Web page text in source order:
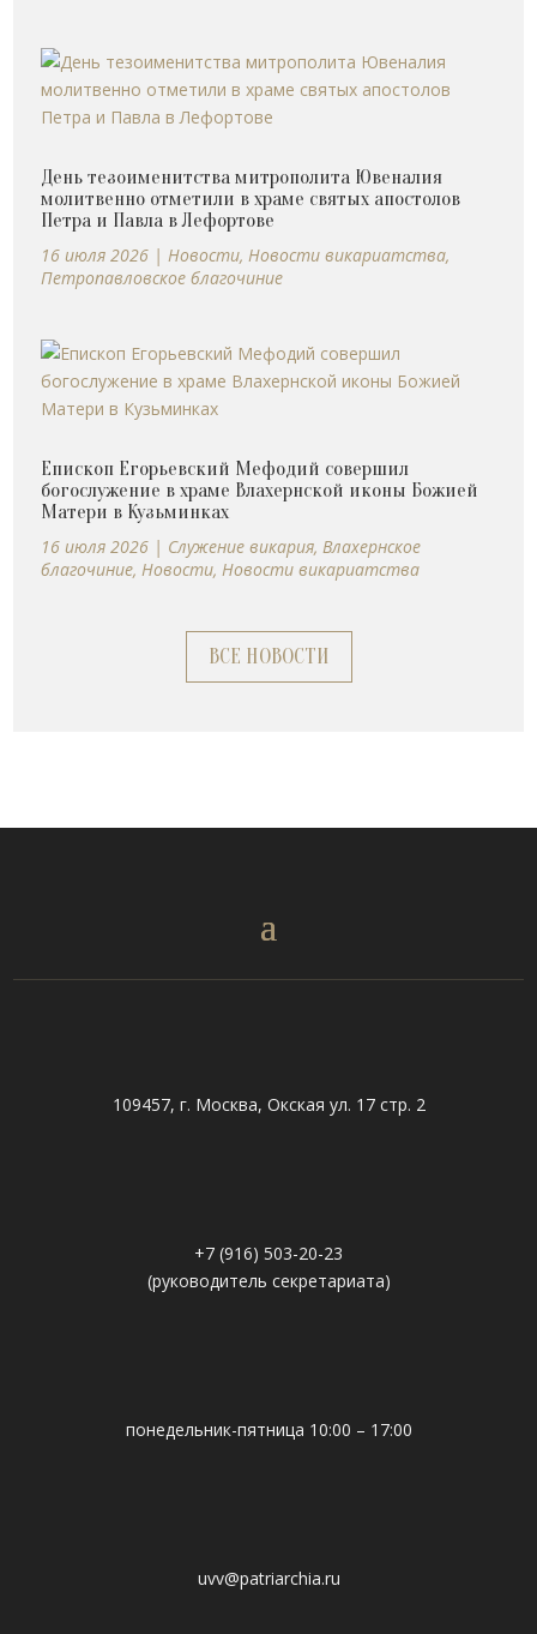
День тезоименитства митрополита Ювеналия
молитвенно отметили в храме святых апостолов
Петра и Павла в Лефортове
16 июля 2026 |Новости,Новости викариатства,
Петропавловское благочиние
Епископ Егорьевский Мефодий совершил
богослужение в храме Влахернской иконы Божией
Матери в Кузьминках
16 июля 2026 | Cлужение викария,Влахернское
благочиние,Новости,Новости викариатства
ВСЕ НОВОСТИ
109457, г. Москва, Окская ул. 17 стр. 2
+7 (916) 503-20-23
(руководитель секретариата)
понедельник-пятница 10:00 – 17:00
uvv@patriarchia.ru